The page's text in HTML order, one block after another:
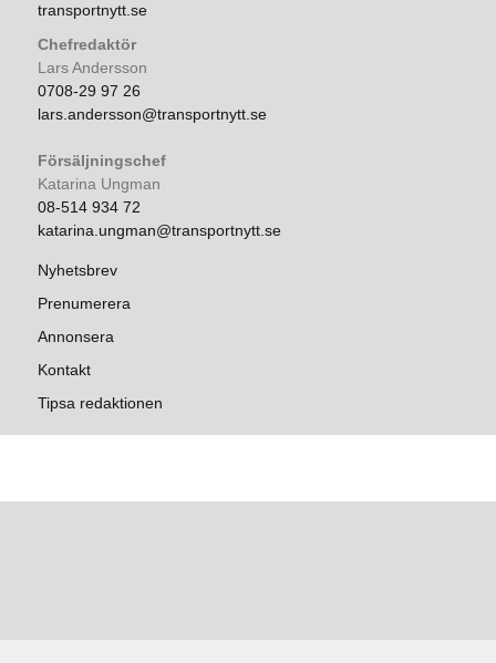
transportnytt.se
Chefredaktör
Lars Andersson
0708-29 97 26
lars.andersson@transportnytt.se
Försäljningschef
Katarina Ungman
08-514 934 72
katarina.ungman@transportnytt.se
Nyhetsbrev
Prenumerera
Annonsera
Kontakt
Tipsa redaktionen